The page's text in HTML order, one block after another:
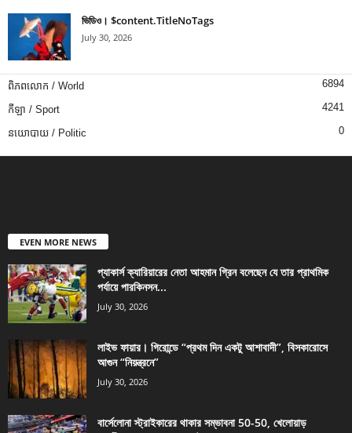
ভিডিও। $content.TitleNoTags
July 30, 2026
ពិភពលោក / World 6894
កីឡា / Sport 4241
នយោបាយ / Politic 0
EVEN MORE NEWS
প্যাকার্স ক্যারিয়ারের নেতা আহমান গ্রিন বলেছেন যে তার প্রাথমিক
পর্যায়ে পারকিনসন...
July 30, 2026
লাইভ ফায়ার। গিরোন্ডে “প্রথম দিন একটু আশাবাদী”, বিসকারোসে
আগুন “নিয়ন্ত্রনে”
July 30, 2026
বার্সেলোনা স্ট্রাইকারের থাকার সম্ভাবনা 50-50, খেলোয়াড়